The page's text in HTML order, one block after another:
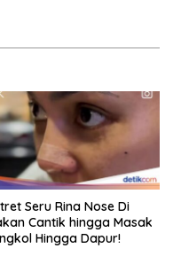
Seru Rina Nose Di
Cantik hingga Masak
Hingga Dapur!